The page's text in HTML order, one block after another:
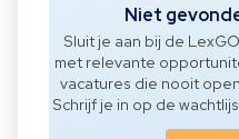
Niet
Sluit je aan bij de
met relevante
vacatures die nooit
Schrijf je in op de